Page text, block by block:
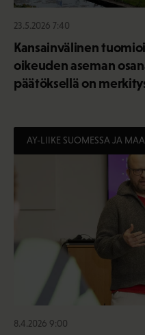
23.5.2026 7:40
Kansainvälinen
oikeuden aseman
päätöksellä on
AY-LIIKE SUOMESSA JA
8.4.2026 9:00